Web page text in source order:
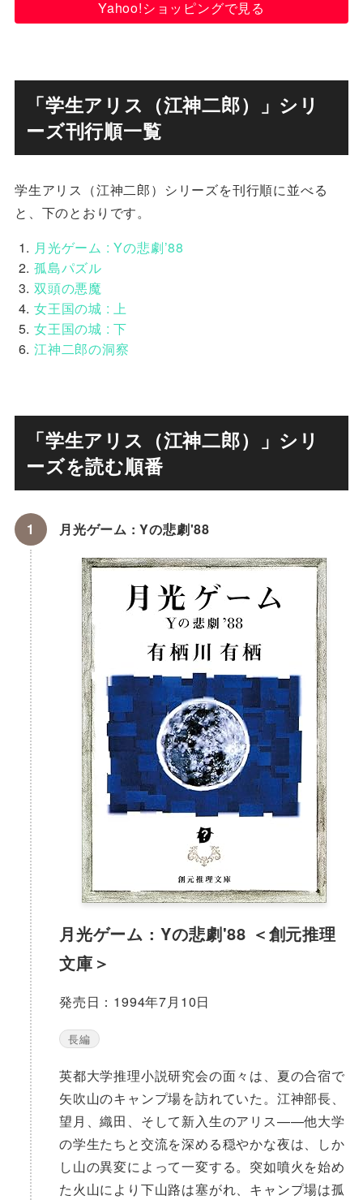
Yahoo!ショッピングで見る
「学生アリス（江神二郎）」シリ
ーズ刊行順一覧
学生アリス（江神二郎）シリーズを刊行順に並べる
と、下のとおりです。
月光ゲーム : Yの悲劇’88
孤島パズル
双頭の悪魔
女王国の城 : 上
女王国の城 : 下
江神二郎の洞察
「学生アリス（江神二郎）」シリ
ーズを読む順番
月光ゲーム : Yの悲劇'88
月光ゲーム : Yの悲劇'88 ＜創元推理
文庫＞
発売日：1994年7月10日
長編
英都大学推理小説研究会の面々は、夏の合宿で
矢吹山のキャンプ場を訪れていた。江神部長、
望月、織田、そして新入生のアリス——他大学
の学生たちと交流を深める穏やかな夜は、しか
し山の異変によって一変する。突如噴火を始め
た火山により下山路は塞がれ、キャンプ場は孤